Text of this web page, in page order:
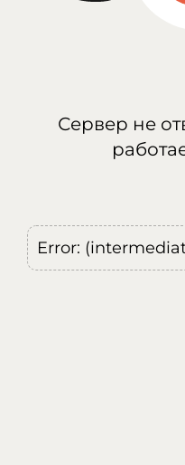
Сервер не